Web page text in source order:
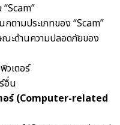
ตามประเภทของ “Scam”
ะด้านความปลอดภัยของ
วเตอร์
อื่น
อร์ (Computer-related